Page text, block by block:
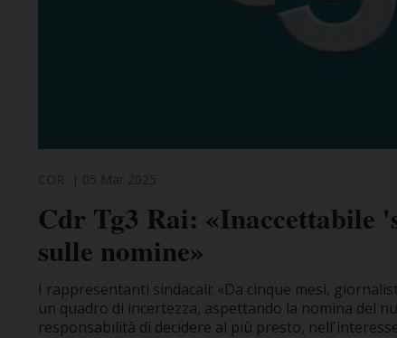
CDR
Cdr Tg3 Rai: «Inaccettabile
sulle nomine»
I rappresentanti sindacali: «Da cinque mesi,
un quadro di incertezza, aspettando la nomina del
responsabilità di decidere al più presto,